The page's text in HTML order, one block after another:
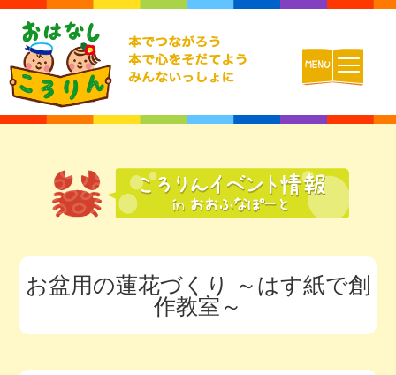
おはなしころりんとは
チームの紹介
活動報告ブログ
お盆用の蓮花づくり ～はす紙で創
作教室～